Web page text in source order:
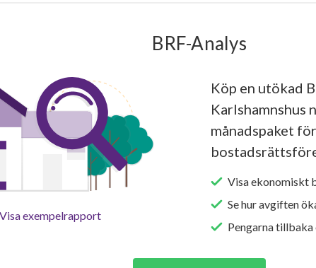
BRF-Analys
Visa exempelrapport
Köp en utökad
Karlshamnshus
månadspaket
Visa ekonomiskt
Se hur avgiften
Pengarna tillbaka